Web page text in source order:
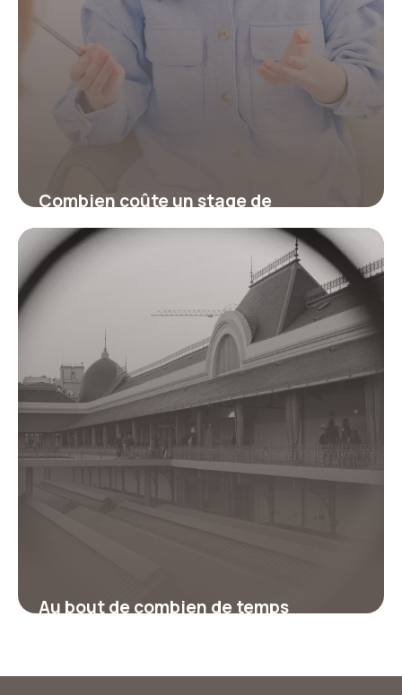
Combien coûte un stage de
récupération de points ?
17 juillet 2026
Au bout de combien de temps